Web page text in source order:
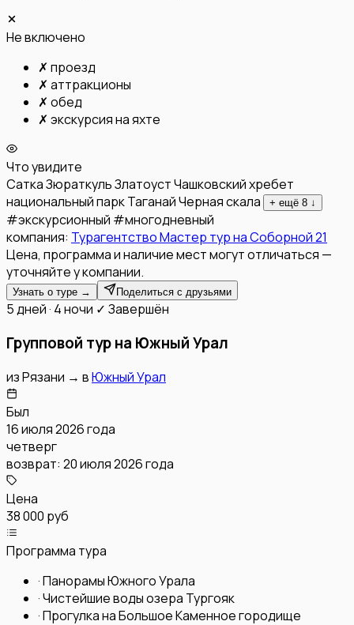
Не включено
✗ проезд
✗ аттракционы
✗ обед
✗ экскурсия на яхте
Что увидите
СаткаЗюраткульЗлатоустЧашковский хребет
национальный парк ТаганайЧерная скала + ещё 8 ↓
#экскурсионный #многодневный
компания: Турагентство Мастер тур на Соборной 21
Цена, программа и наличие мест могут отличаться —
уточняйте у компании.
Узнать о туре → Поделиться с друзьями
5 дней · 4 ночи ✓ Завершён
Групповой тур на Южный Урал
изРязани → вЮжный Урал
Был
16 июля 2026 года
четверг
возврат: 20 июля 2026 года
Цена
38 000 руб
Программа тура
·Панорамы Южного Урала
·Чистейшие воды озера Тургояк
·Прогулка на Большое Каменное городище